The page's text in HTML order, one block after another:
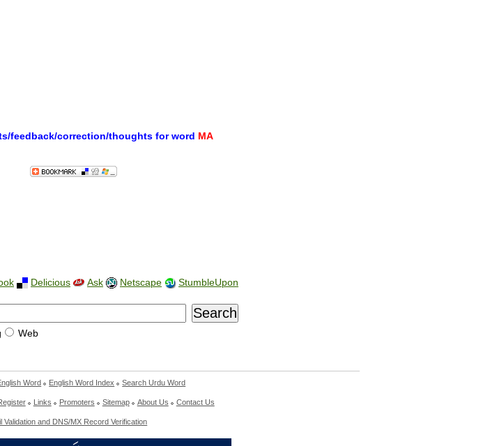
feedback/correction/thoughts for word MA
Delicious Ask Netscape StumbleUpon
Web
Word English Word Index Search Urdu Word
Links Promoters Sitemap About Us Contact Us
Validation and DNS/MX Record Verification